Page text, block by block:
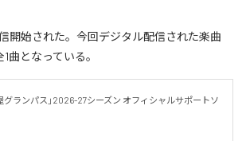
信開始された。今回デジタル配信された楽曲
1曲となっている。
グランパス」2026-27シーズン オフィシャルサポートソ